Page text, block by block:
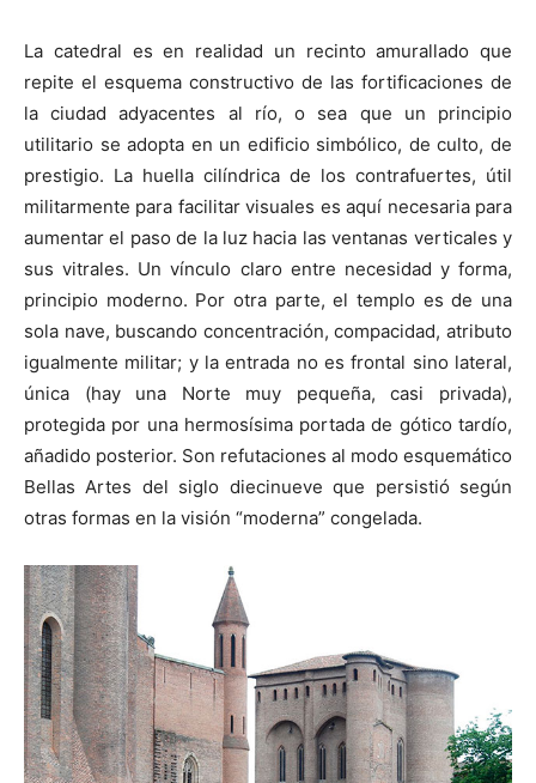
La catedral es en realidad un recinto amurallado que
repite el esquema constructivo de las fortificaciones de
la ciudad adyacentes al río, o sea que un principio
utilitario se adopta en un edificio simbólico, de culto, de
prestigio. La huella cilíndrica de los contrafuertes, útil
militarmente para facilitar visuales es aquí necesaria para
aumentar el paso de la luz hacia las ventanas verticales y
sus vitrales. Un vínculo claro entre necesidad y forma,
principio moderno. Por otra parte, el templo es de una
sola nave, buscando concentración, compacidad, atributo
igualmente militar; y la entrada no es frontal sino lateral,
única (hay una Norte muy pequeña, casi privada),
protegida por una hermosísima portada de gótico tardío,
añadido posterior. Son refutaciones al modo esquemático
Bellas Artes del siglo diecinueve que persistió según
otras formas en la visión “moderna” congelada.